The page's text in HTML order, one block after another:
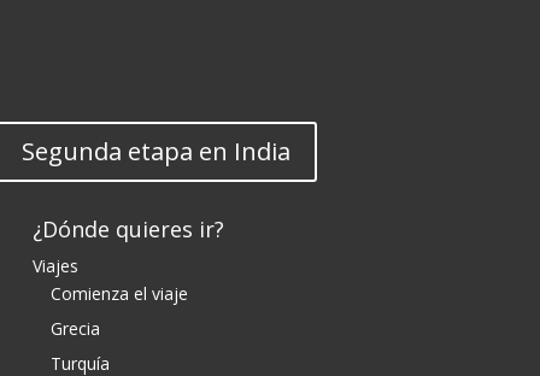
Segunda etapa en India
¿Dónde quieres ir?
Viajes
Comienza el viaje
Grecia
Turquía